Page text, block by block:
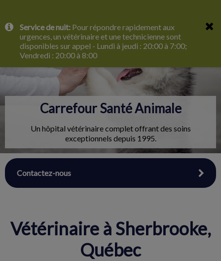
IvcPractices.HeaderNav.Search.Label
Envoyer
Service de nuit: Pour répondre rapidement aux
urgences, un vétérinaire et une technicienne sont
disponibles sur appel - Lundi à jeudi : 20:00 à 7:00;
Vendredi : 20:00 à 8:00
Carrefour Santé Animale
Un hôpital vétérinaire complet offrant des soins
exceptionnels depuis 1995.
Contactez-nous
Vétérinaire à Sherbrooke,
Québec